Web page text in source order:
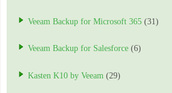
Veeam Backup for Microsoft 365 (31)
Veeam Backup for Salesforce (6)
Kasten K10 by Veeam (29)